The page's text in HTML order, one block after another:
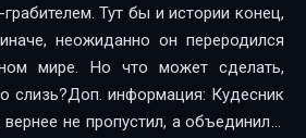
Тут бы и истории конец,
неожиданно он переродился
мире. Но что может сделать,
слизь?Доп. информация: Кудесник
вернее не пропустил, а объединил 2